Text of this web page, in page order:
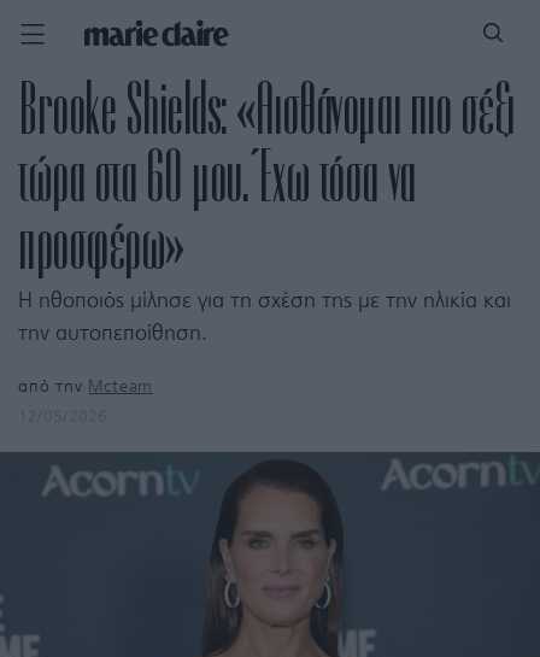
Brooke Shields: «Αισθάνομαι πιο σέξι
τώρα στα 60 μου. Έχω τόσα να
προσφέρω»
Η ηθοποιός μίλησε για τη σχέση της με την ηλικία και
την αυτοπεποίθηση.
από την Mcteam